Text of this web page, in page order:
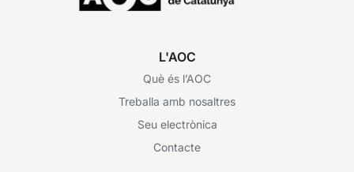
L'AOC
Què és l’AOC
Treballa amb nosaltres
Seu electrònica
Contacte